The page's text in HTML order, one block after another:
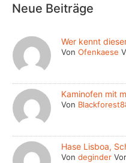
Neue Beiträge
Wer kennt
VonOfenkaese
Kaminofen mit
Von
Hase Lisboa,
Vondeginder